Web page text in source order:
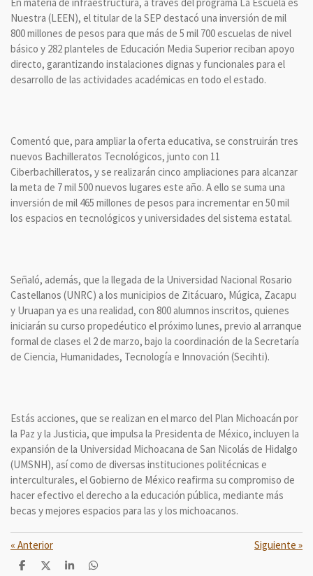
Nuestra (LEEN), el titular de la SEP destacó una inversión de mil
800 millones de pesos para que más de 5 mil 700 escuelas de nivel
básico y 282 planteles de Educación Media Superior reciban apoyo
directo, garantizando instalaciones dignas y funcionales para el
desarrollo de las actividades académicas en todo el estado.
Comentó que, para ampliar la oferta educativa, se construirán tres
nuevos Bachilleratos Tecnológicos, junto con 11
Ciberbachilleratos, y se realizarán cinco ampliaciones para alcanzar
la meta de 7 mil 500 nuevos lugares este año. A ello se suma una
inversión de mil 465 millones de pesos para incrementar en 50 mil
los espacios en tecnológicos y universidades del sistema estatal.
Señaló, además, que la llegada de la Universidad Nacional Rosario
Castellanos (UNRC) a los municipios de Zitácuaro, Múgica, Zacapu
y Uruapan ya es una realidad, con 800 alumnos inscritos, quienes
iniciarán su curso propedéutico el próximo lunes, previo al arranque
formal de clases el 2 de marzo, bajo la coordinación de la Secretaría
de Ciencia, Humanidades, Tecnología e Innovación (Secihti).
Estás acciones, que se realizan en el marco del Plan Michoacán por
la Paz y la Justicia, que impulsa la Presidenta de México, incluyen la
expansión de la Universidad Michoacana de San Nicolás de Hidalgo
(UMSNH), así como de diversas instituciones politécnicas e
interculturales, el Gobierno de México reafirma su compromiso de
hacer efectivo el derecho a la educación pública, mediante más
becas y mejores espacios para las y los michoacanos.
« Anterior Siguiente »
C
C
C
C